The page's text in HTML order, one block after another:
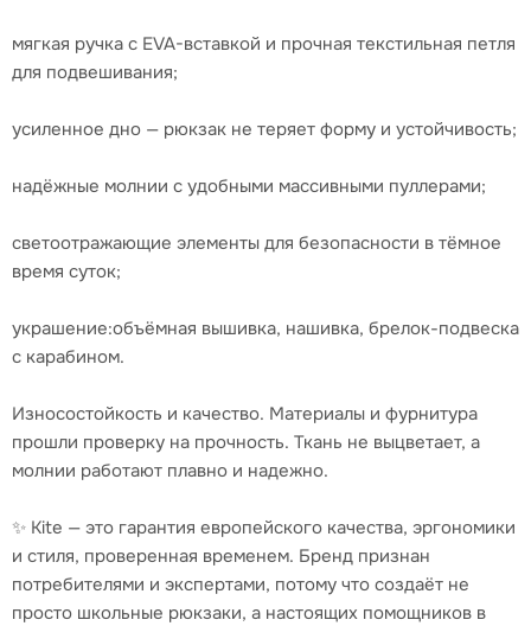
мягкая ручка с EVA-вставкой и прочная текстильная петля
для подвешивания;
усиленное дно — рюкзак не теряет форму и устойчивость;
надёжные молнии с удобными массивными пуллерами;
светоотражающие элементы для безопасности в тёмное
время суток;
украшение:объёмная вышивка, нашивка, брелок-подвеска
с карабином.
Износостойкость и качество. Материалы и фурнитура
прошли проверку на прочность. Ткань не выцветает, а
молнии работают плавно и надежно.
✨ Kite — это гарантия европейского качества, эргономики
и стиля, проверенная временем. Бренд признан
потребителями и экспертами, потому что создаёт не
просто школьные рюкзаки, а настоящих помощников в